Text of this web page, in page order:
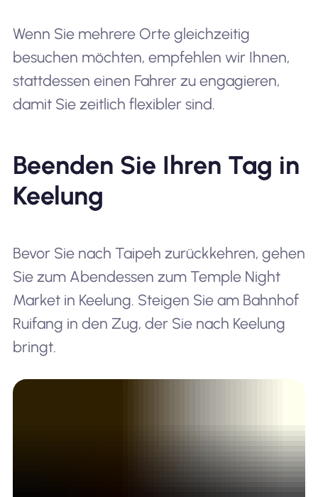
Wenn Sie mehrere Orte gleichzeitig
besuchen möchten, empfehlen wir Ihnen,
stattdessen einen Fahrer zu engagieren,
damit Sie zeitlich flexibler sind.
Beenden Sie Ihren Tag in
Keelung
Bevor Sie nach Taipeh zurückkehren, gehen
Sie zum Abendessen zum Temple Night
Market in Keelung. Steigen Sie am Bahnhof
Ruifang in den Zug, der Sie nach Keelung
bringt.